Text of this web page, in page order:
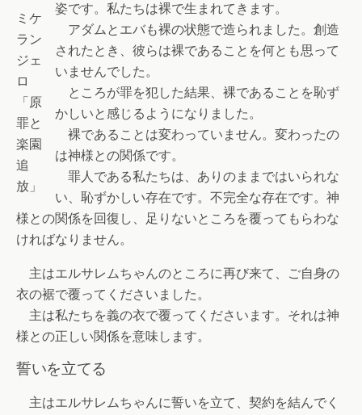
ミケ
ラン
ジェ
ロ
「原
罪と
楽園
追
放」
姿です。私たちは裸で生まれてきます。
アダムとエバも裸の状態で造られました。創造
されたとき、彼らは裸であることを何とも思って
いませんでした。
ところが罪を犯した結果、裸であることを恥ず
かしいと感じるようになりました。
裸であることは変わっていません。変わったの
は神様との関係です。
罪人である私たちは、ありのままではいられな
い、恥ずかしい存在です。不完全な存在です。神
様との関係を回復し、足りないところを覆ってもらわな
ければなりません。
主はエルサレムちゃんのところに再び来て、ご自身の
衣の裾で覆ってくださいました。
主は私たちを義の衣で覆ってくださいます。それは神
様との正しい関係を意味します。
誓いを立てる
主はエルサレムちゃんに誓いを立て、契約を結んでく